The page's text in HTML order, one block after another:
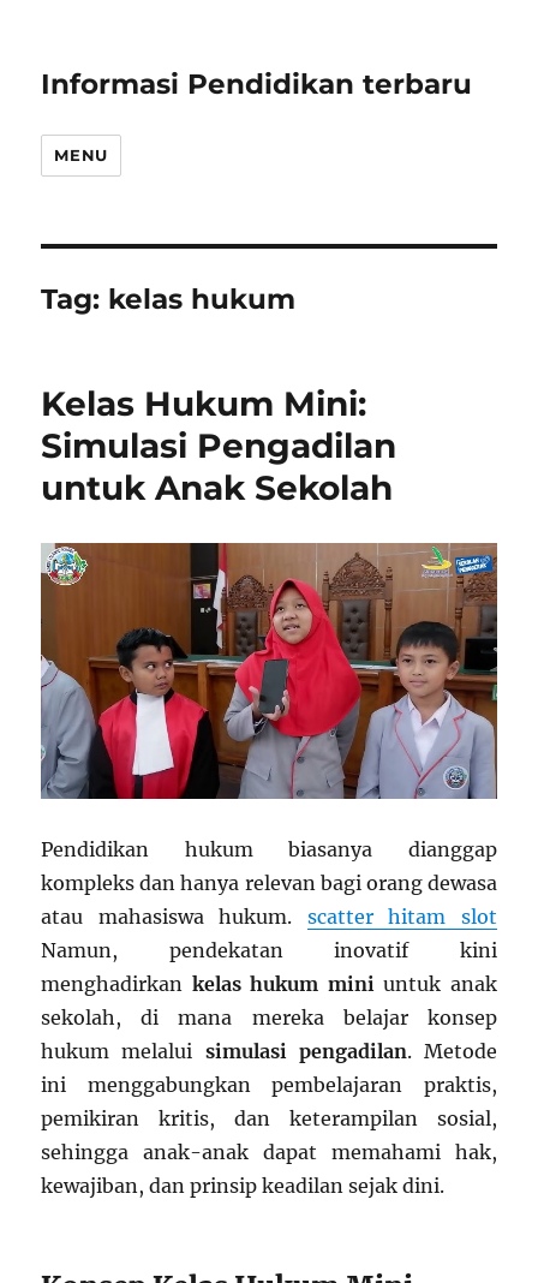
Informasi Pendidikan terbaru
MENU
Tag: kelas hukum
Kelas Hukum Mini:
Simulasi Pengadilan
untuk Anak Sekolah
Pendidikan hukum biasanya dianggap
kompleks dan hanya relevan bagi orang dewasa
atau mahasiswa hukum. scatter hitam slot
Namun, pendekatan inovatif kini
menghadirkan kelas hukum miniuntuk anak
sekolah, di mana mereka belajar konsep
hukum melalui simulasi pengadilan. Metode
ini menggabungkan pembelajaran praktis,
pemikiran kritis, dan keterampilan sosial,
sehingga anak-anak dapat memahami hak,
kewajiban, dan prinsip keadilan sejak dini.